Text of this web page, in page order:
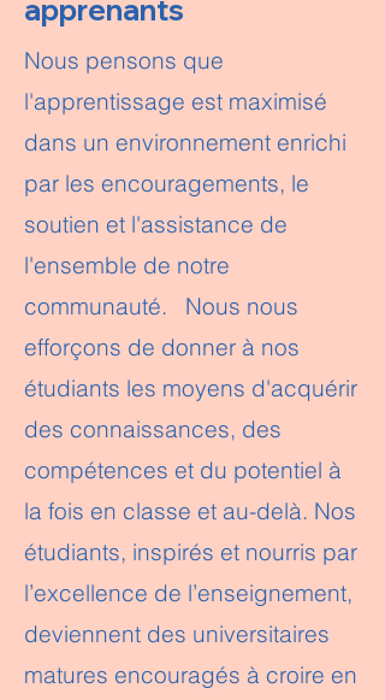
apprenants
Nous pensons que
l'apprentissage est maximisé
dans un environnement enrichi
par les encouragements, le
soutien et l'assistance de
l'ensemble de notre
communauté. Nous nous
efforçons de donner à nos
étudiants les moyens d'acquérir
des connaissances, des
compétences et du potentiel à
la fois en classe et au-delà. Nos
étudiants, inspirés et nourris par
l’excellence de l’enseignement,
deviennent des universitaires
matures encouragés à croire en